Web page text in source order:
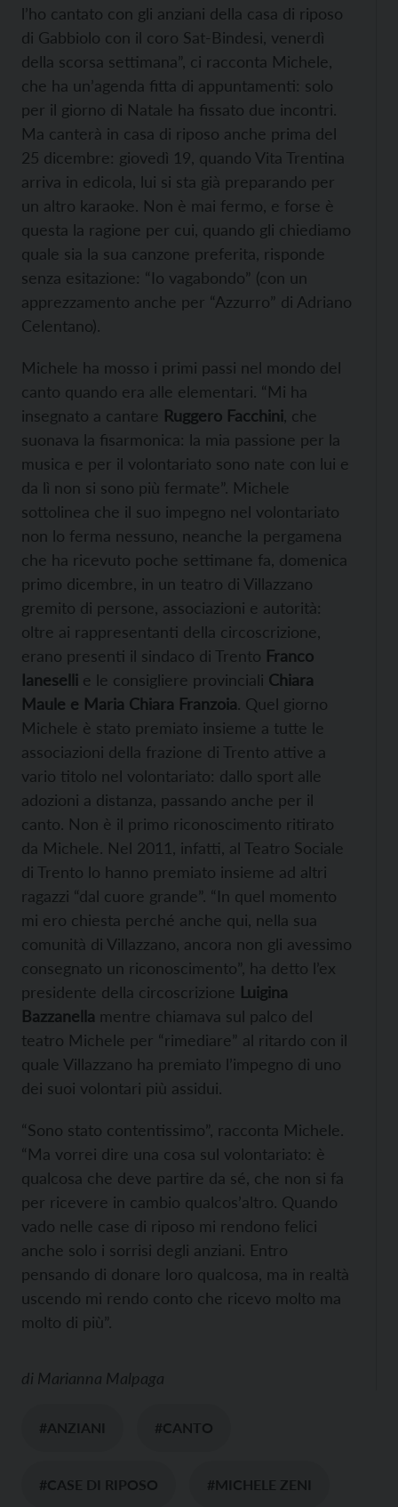
l’ho cantato con gli anziani della casa di riposo
di Gabbiolo con il coro Sat-Bindesi, venerdì
della scorsa settimana”, ci racconta Michele,
che ha un’agenda fitta di appuntamenti: solo
per il giorno di Natale ha fissato due incontri.
Ma canterà in casa di riposo anche prima del
25 dicembre: giovedì 19, quando Vita Trentina
arriva in edicola, lui si sta già preparando per
un altro karaoke. Non è mai fermo, e forse è
questa la ragione per cui, quando gli chiediamo
quale sia la sua canzone preferita, risponde
senza esitazione: “Io vagabondo” (con un
apprezzamento anche per “Azzurro” di Adriano
Celentano).
Michele ha mosso i primi passi nel mondo del
canto quando era alle elementari. “Mi ha
insegnato a cantare Ruggero Facchini , che
suonava la fisarmonica: la mia passione per la
musica e per il volontariato sono nate con lui e
da lì non si sono più fermate”. Michele
sottolinea che il suo impegno nel volontariato
non lo ferma nessuno, neanche la pergamena
che ha ricevuto poche settimane fa, domenica
primo dicembre, in un teatro di Villazzano
gremito di persone, associazioni e autorità:
oltre ai rappresentanti della circoscrizione,
erano presenti il sindaco di Trento Franco
Ianeselli e le consigliere provinciali Chiara
Maule e Maria Chiara Franzoia. Quel giorno
Michele è stato premiato insieme a tutte le
associazioni della frazione di Trento attive a
vario titolo nel volontariato: dallo sport alle
adozioni a distanza, passando anche per il
canto. Non è il primo riconoscimento ritirato
da Michele. Nel 2011, infatti, al Teatro Sociale
di Trento lo hanno premiato insieme ad altri
ragazzi “dal cuore grande”. “In quel momento
mi ero chiesta perché anche qui, nella sua
comunità di Villazzano, ancora non gli avessimo
consegnato un riconoscimento”, ha detto l’ex
presidente della circoscrizione Luigina
Bazzanella mentre chiamava sul palco del
teatro Michele per “rimediare” al ritardo con il
quale Villazzano ha premiato l’impegno di uno
dei suoi volontari più assidui.
“Sono stato contentissimo”, racconta Michele.
“Ma vorrei dire una cosa sul volontariato: è
qualcosa che deve partire da sé, che non si fa
per ricevere in cambio qualcos’altro. Quando
vado nelle case di riposo mi rendono felici
anche solo i sorrisi degli anziani. Entro
pensando di donare loro qualcosa, ma in realtà
uscendo mi rendo conto che ricevo molto ma
molto di più”.
di Marianna Malpaga
#ANZIANI #CANTO
#CASE DI RIPOSO #MICHELE ZENI